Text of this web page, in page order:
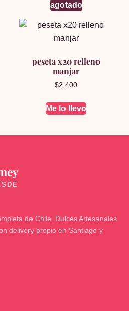
agotado
peseta x20 relleno
manjar
$2,400
Me lo llevo
de Chile. Dulces Artesanales
delivery propio en Santiago y